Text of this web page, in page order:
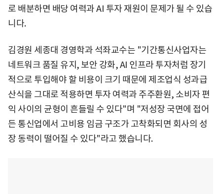
로 배분하면 배당 여력과 AI 투자 재원이 문제가 될 수 있습
니다.
김경원 세종대 경영학과 석좌교수는 "기간통신사업자는
네트워크 품질 유지, 보안 강화, AI 인프라 투자처럼 장기
적으로 투입해야 할 비용이 크기 때문에 제조업식 성과급
산식을 그대로 적용하면 투자 여력과 주주환원, 소비자 편
익 사이의 균형이 흔들릴 수 있다"며 "저성장 국면에 접어
든 통신업에서 고비용 임금 구조가 고착화되면 회사의 성
장 동력이 떨어질 수 있다"라고 했습니다.